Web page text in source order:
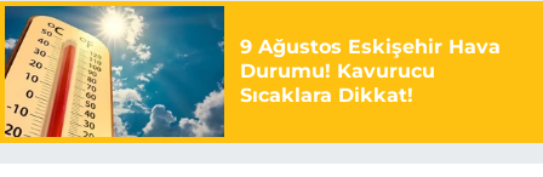
9 Ağustos Eskişehir Hava
Durumu! Kavurucu
Sıcaklara Dikkat!